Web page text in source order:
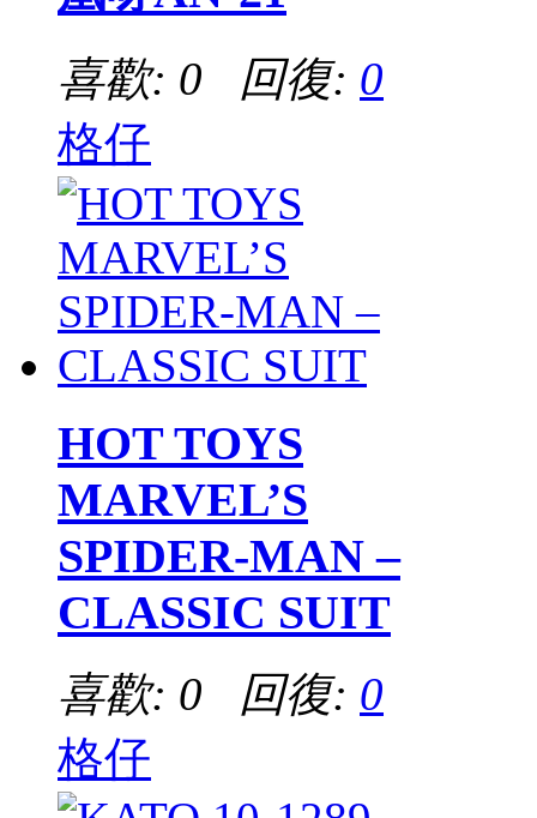
喜歡: 0 回復: 0
格仔
HOT TOYS
MARVEL’S
SPIDER-MAN –
CLASSIC SUIT
喜歡: 0 回復: 0
格仔